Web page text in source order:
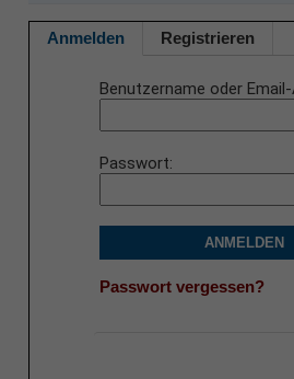
Anmelden Registrieren
Benutzername oder
Passwort
ANMELDEN
Passwort vergessen?